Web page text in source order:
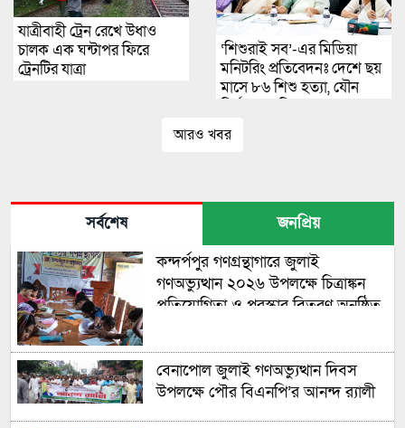
যাত্রীবাহী ট্রেন রেখে উধাও
চালক এক ঘন্টাপর ফিরে
ট্রেনটির যাত্রা
‘শিশুরাই সব’-এর মিডিয়া
মনিটরিং প্রতিবেদনঃ দেশে ছয়
মাসে ৮৬ শিশু হত্যা, যৌন
আরও খবর
সর্বশেষ জনপ্রিয়
কন্দর্পপুর গণগ্রন্থাগারে জুলাই
গণঅভ্যুত্থান ২০২৬ উপলক্ষে চিত্রাঙ্কন
প্রতিযোগিতা ও পুরস্কার বিতরণ অনুষ্ঠিত
বেনাপোল জুলাই গণঅভ্যুত্থান দিবস
উপলক্ষে পৌর বিএনপি’র আনন্দ র‍্যালী